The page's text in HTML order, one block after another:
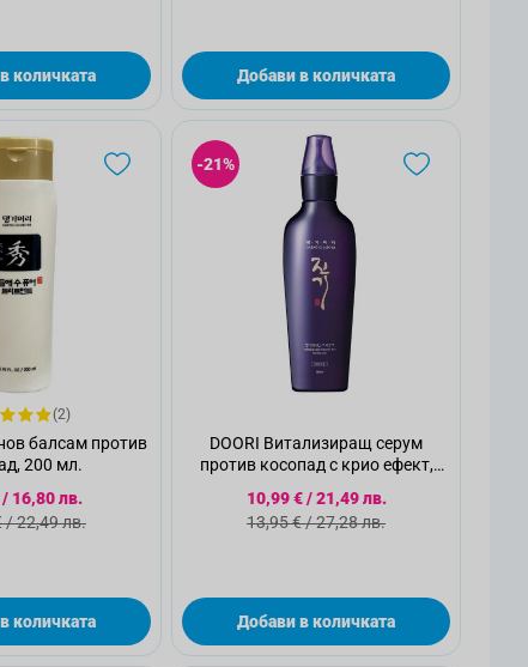
количката Добави в количката
(2)
балсам против
200 мл.
цена
16,80 лв.
цена
/22,49 лв.
количката
-21%
DOORI Витализиращ серум
против косопад с крио ефект,
Специална цена
10,99 €/21,49 лв.
Стандартна цена
13,95 €/27,28 лв.
Добави в количката